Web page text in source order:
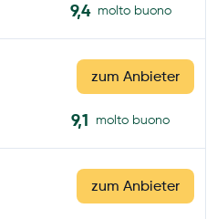
9,4 molto buono
zum Anbieter
9,1 molto buono
zum Anbieter